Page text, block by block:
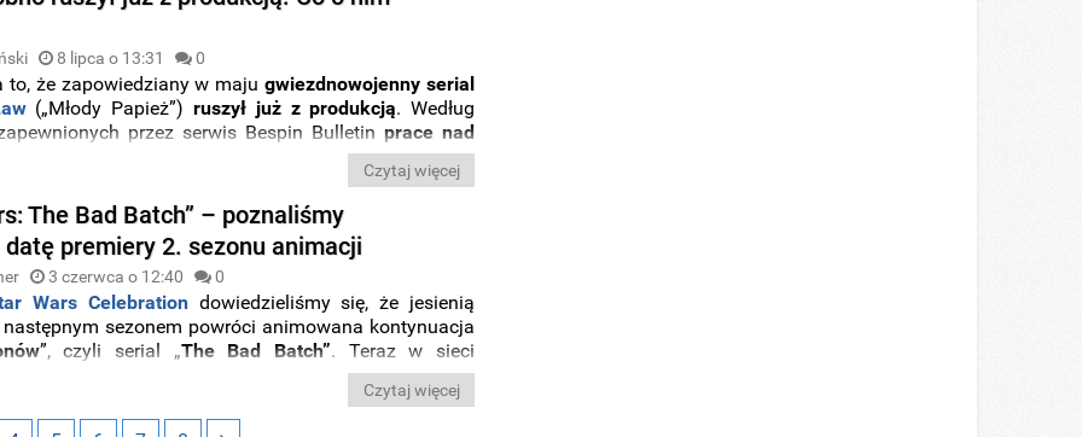
8 lipca o 13:31 0
to, że zapowiedziany w majugwiezdnowojenny serial
(„Młody Papież”) ruszył już z produkcją. Według
przez serwis Bespin Bulletinprace nad
miały rozpocząć się wraz z końcem czerwcaw
Czytaj więcej
The Bad Batch” – poznaliśmy
datę premiery 2. sezonu animacji
3 czerwca o 12:40 0
Wars Celebrationdowiedzieliśmy się, że jesienią
sezonem powróci animowana kontynuacja
”, czyli serial „The Bad Batch”. Teraz w sieci
premierynowych
ponownie spotkamy sięwe
Czytaj więcej